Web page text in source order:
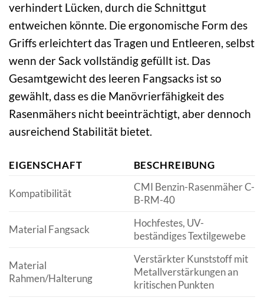
verhindert Lücken, durch die Schnittgut
entweichen könnte. Die ergonomische Form des
Griffs erleichtert das Tragen und Entleeren, selbst
wenn der Sack vollständig gefüllt ist. Das
Gesamtgewicht des leeren Fangsacks ist so
gewählt, dass es die Manövrierfähigkeit des
Rasenmähers nicht beeinträchtigt, aber dennoch
ausreichend Stabilität bietet.
EIGENSCHAFT BESCHREIBUNG
Kompatibilität
CMI Benzin-Rasenmäher C-
B-RM-40
Material Fangsack
Hochfestes, UV-
beständiges Textilgewebe
Material
Rahmen/Halterung
Verstärkter Kunststoff mit
Metallverstärkungen an
kritischen Punkten